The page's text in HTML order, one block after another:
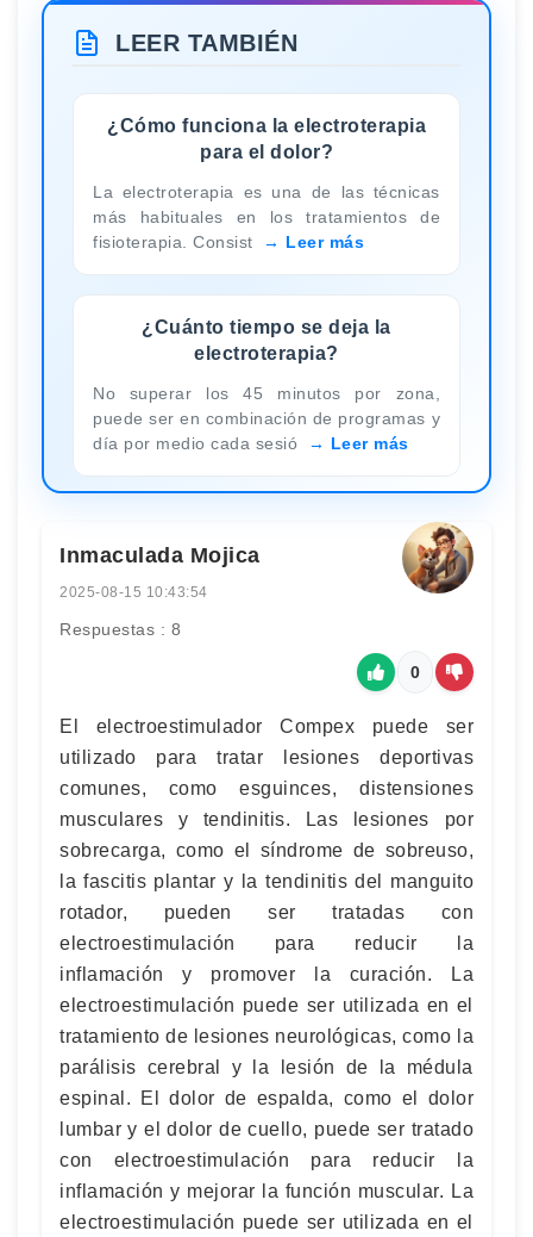
LEER TAMBIÉN
¿Cómo funciona la electroterapia
para el dolor?
La electroterapia es una de las técnicas
más habituales en los tratamientos de
fisioterapia. Consist
Leer más
¿Cuánto tiempo se deja la
electroterapia?
No superar los 45 minutos por zona,
puede ser en combinación de programas y
día por medio cada sesió
Leer más
Inmaculada Mojica
2025-08-15 10:43:54
Respuestas : 8
0
El electroestimulador Compex puede ser
utilizado para tratar lesiones deportivas
comunes, como esguinces, distensiones
musculares y tendinitis. Las lesiones por
sobrecarga, como el síndrome de sobreuso,
la fascitis plantar y la tendinitis del manguito
rotador, pueden ser tratadas con
electroestimulación para reducir la
inflamación y promover la curación. La
electroestimulación puede ser utilizada en el
tratamiento de lesiones neurológicas, como la
parálisis cerebral y la lesión de la médula
espinal. El dolor de espalda, como el dolor
lumbar y el dolor de cuello, puede ser tratado
con electroestimulación para reducir la
inflamación y mejorar la función muscular. La
electroestimulación puede ser utilizada en el